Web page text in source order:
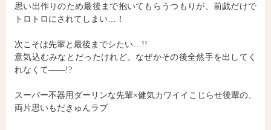
コミックエッセイ
思い出作りのため最後まで抱いてもらうつもりが、前戯だけで
トロトロにされてしまい…！
次こそは先輩と最後までシたい…!!
意気込むみなとだったけれど、なぜかその後全然手を出してく
れなくて――!?
スーパー不器用ダーリンな先輩×健気カワイイこじらせ後輩の、
両片思いもだきゅんラブ